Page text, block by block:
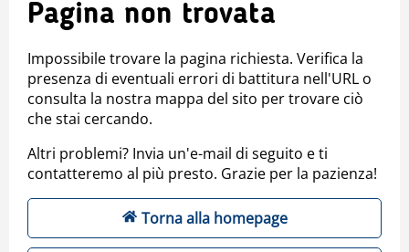
Pagina non trovata
Impossibile trovare la pagina richiesta. Verifica la
presenza di eventuali errori di battitura nell'URL o
consulta la nostra mappa del sito per trovare ciò
che stai cercando.
Altri problemi? Invia un'e-mail di seguito e ti
contatteremo al più presto. Grazie per la pazienza!
Torna alla homepage